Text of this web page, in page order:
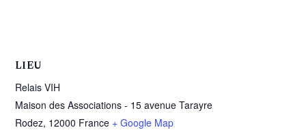
LIEU
Relais VIH
Maison des Associations - 15 avenue Tarayre
Rodez, 12000 France + Google Map